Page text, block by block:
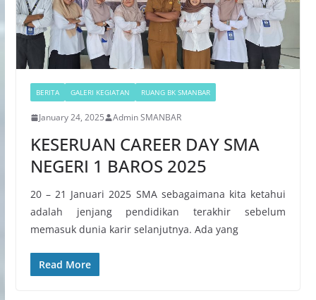
BERITA GALERI KEGIATAN RUANG BK SMANBAR
January 24, 2025 Admin SMANBAR
KESERUAN CAREER DAY SMA
NEGERI 1 BAROS 2025
20 – 21 Januari 2025 SMA sebagaimana kita ketahui
adalah jenjang pendidikan terakhir sebelum
memasuk dunia karir selanjutnya. Ada yang
Read More